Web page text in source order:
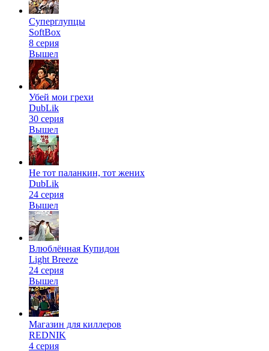
Суперглупцы
SoftBox
8 серия
Вышел
Убей мои грехи
DubLik
30 серия
Вышел
Не тот паланкин, тот жених
DubLik
24 серия
Вышел
Влюблённая Купидон
Light Breeze
24 серия
Вышел
Магазин для киллеров
REDNIK
4 серия